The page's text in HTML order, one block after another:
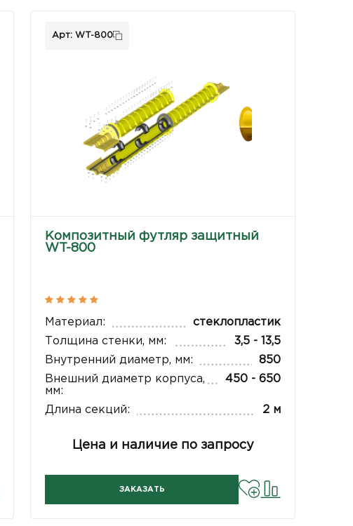
Арт: WT-800
Композитный футляр защитный
WT-800
Материал:
стеклопластик
Толщина стенки, мм:
3,5 - 13,5
Внутренний диаметр, мм:
850
Внешний диаметр корпуса,
мм:
450 - 650
Длина секций: 2 м
Цена и наличие по запросу
ЗАКАЗАТЬ